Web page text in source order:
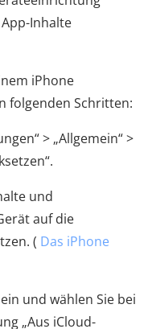
Inhalte
iPhone
folgenden Schritten:
> „Allgemein“ >
und
auf die
( Das iPhone
und wählen Sie bei
„Aus iCloud-